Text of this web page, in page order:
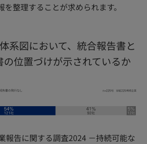
を整理することが求められます。
系図において、統合報告書と
位置づけが示されているか
報告に関する調査2024 －持続可能な